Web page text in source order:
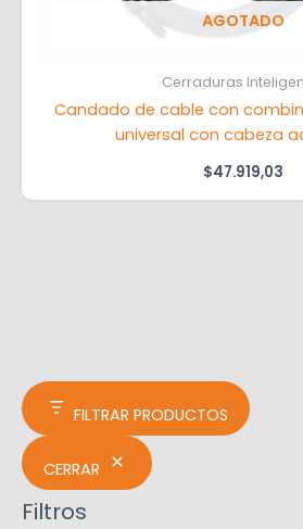
FILTRAR PRODUCTOS
CERRAR
Filtros
AGOTADO
Cerraduras
Candado de cable con
universal con cabeza
$47.919,03